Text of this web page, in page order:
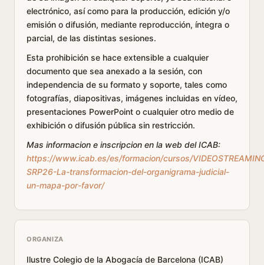
electrónico, así como para la producción, edición y/o
emisión o difusión, mediante reproducción, íntegra o
parcial, de las distintas sesiones.
Esta prohibición se hace extensible a cualquier
documento que sea anexado a la sesión, con
independencia de su formato y soporte, tales como
fotografías, diapositivas, imágenes incluidas en vídeo,
presentaciones PowerPoint o cualquier otro medio de
exhibición o difusión pública sin restricción.
Mas informacion e inscripcion en la web del ICAB:
https://www.icab.es/es/formacion/cursos/
SRP26-La-transformacion-del-organigrama-judicial-
un-mapa-por-favor/
ORGANIZA
Ilustre Colegio de la Abogacía de Barcelona (ICAB)